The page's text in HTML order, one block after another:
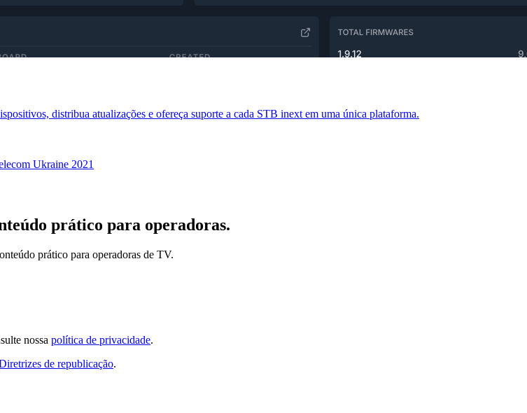
distribua atualizações e ofereça suporte a cada STB inext em uma única plataforma.
Ukraine 2021
prático para operadoras.
prático para operadoras de TV.
nossa política de privacidade.
de republicação.